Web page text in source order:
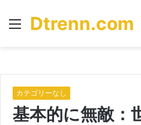
Menu
Dtrenn.com
カテゴリーなし
基本的に無敵：